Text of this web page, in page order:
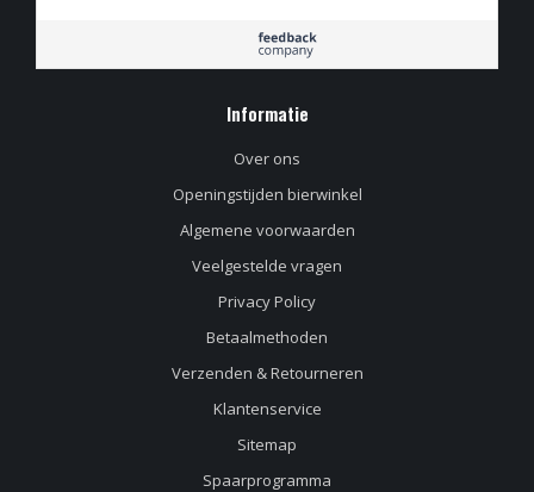
Informatie
Over ons
Openingstijden bierwinkel
Algemene voorwaarden
Veelgestelde vragen
Privacy Policy
Betaalmethoden
Verzenden & Retourneren
Klantenservice
Sitemap
Spaarprogramma